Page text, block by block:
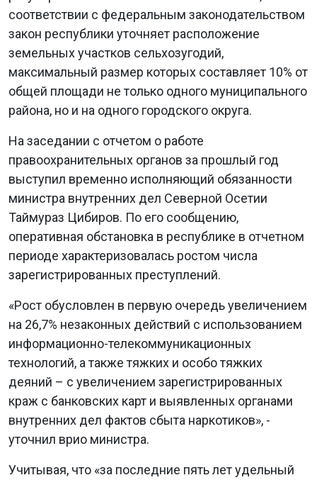
соответствии с федеральным законодательством
закон республики уточняет расположение
земельных участков сельхозугодий,
максимальный размер которых составляет 10% от
общей площади не только одного муниципального
района, но и на одного городского округа.
На заседании с отчетом о работе
правоохранительных органов за прошлый год
выступил временно исполняющий обязанности
министра внутренних дел Северной Осетии
Таймураз Цибиров. По его сообщению,
оперативная обстановка в республике в отчетном
периоде характеризовалась ростом числа
зарегистрированных преступлений.
«Рост обусловлен в первую очередь увеличением
на 26,7% незаконных действий с использованием
информационно-телекоммуникационных
технологий, а также тяжких и особо тяжких
деяний – с увеличением зарегистрированных
краж с банковских карт и выявленных органами
внутренних дел фактов сбыта наркотиков», -
уточнил врио министра.
Учитывая, что «за последние пять лет удельный